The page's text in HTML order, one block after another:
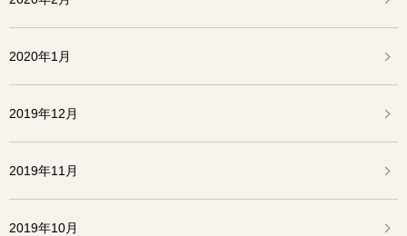
2020年1月
2019年12月
2019年11月
2019年10月